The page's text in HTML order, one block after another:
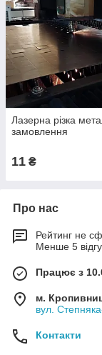
Лазерна різка
замовлення
11 ₴
Про нас
Рейтинг не
Менше 5
Працює з
м.
вул.
Контакти